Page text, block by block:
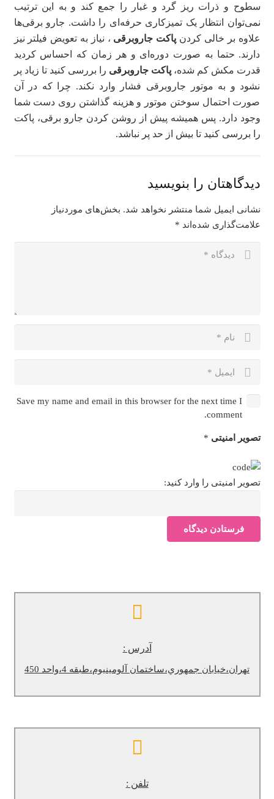
سطوح و ذرات ریز گرد و غبار را جمع کند و به این ترتیب
نمی‌توان انتظار یک تمیزکاری حرفه‌ای را داشت. جارو برقی‌ها
علاوه بر خالی کردن پاکت جاروبرقی ، نیاز به تعویض فیلتر نیز
دارند. حتما به صورت دوره‌ای و هر زمان که احساس کردید
قدرت مکش کم شده،پاکت جاروبرقی را بررسی کنید تا زیاد پر
نشود و به موتور جاروبرقی فشار وارد نکند. چرا که در آن
صورت احتمال سوختن موتور و هزینه گذاشتن روی دست شما
وجود دارد. پس همیشه پیش از روشن کردن جارو برقی، پاکت
را بررسی کنید تا بیش از حد پر نباشد.
دیدگاهتان را بنویسید
نشانی ایمیل شما منتشر نخواهد شد. بخش‌های موردنیاز
علامت‌گذاری شده‌اند *
Save my name and email in this browser for the next time I
comment.
تصویر امنیتی *
تصویر امنیتی را وارد کنید:
فرستادن دیدگاه
آدرس :
تهران،خيابان جمهوري،‌ساختمان آلومينيوم،طبقه 4،واحد 450
آدرس :
تلفن :
تلفن :